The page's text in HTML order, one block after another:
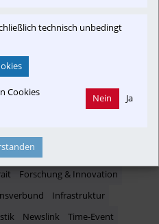
& Verbände
Forschung & Innovation
Infrastruktur
Newslink
Time-Event
technisch unbedingt
Cookies
Nein Ja